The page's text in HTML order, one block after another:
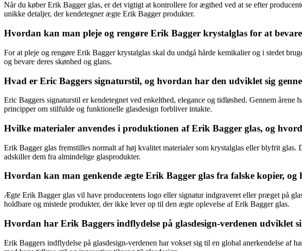
Når du køber Erik Bagger glas, er det vigtigt at kontrollere for ægthed ved at se efter
unikke detaljer, der kendetegner ægte Erik Bagger produkter.
Hvordan kan man pleje og rengøre Erik Bagger krystalglas for at bevare
For at pleje og rengøre Erik Bagger krystalglas skal du undgå hårde kemikalier og i stedet
og bevare deres skønhed og glans.
Hvad er Eric Baggers signaturstil, og hvordan har den udviklet sig
Eric Baggers signaturstil er kendetegnet ved enkelthed, elegance og tidløshed. Gennem
principper om stilfulde og funktionelle glasdesign forbliver intakte.
Hvilke materialer anvendes i produktionen af Erik Bagger glas, og
Erik Bagger glas fremstilles normalt af høj kvalitet materialer som krystalglas eller blyfrit glas.
adskiller dem fra almindelige glasprodukter.
Hvordan kan man genkende ægte Erik Bagger glas fra falske kopier,
Ægte Erik Bagger glas vil have producentens logo eller signatur indgraveret eller præget på
holdbare og mistede produkter, der ikke lever op til den ægte oplevelse af Erik Bagger glas.
Hvordan har Erik Baggers indflydelse på glasdesign-verdenen udviklet
Erik Baggers indflydelse på glasdesign-verdenen har vokset sig til en global anerkendelse af